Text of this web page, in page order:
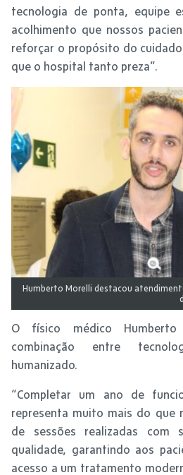
tecnologia de ponta, equipe
acolhimento que nossos
reforçar o propósito do
que o hospital tanto preza”.
Humberto Morelli destacou
O físico médico
combinação entre
humanizado.
“Completar um ano de
representa muito mais do que
de sessões realizadas com
qualidade, garantindo aos
acesso a um tratamento